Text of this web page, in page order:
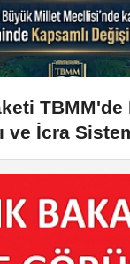
TBMM'de
ve İcra